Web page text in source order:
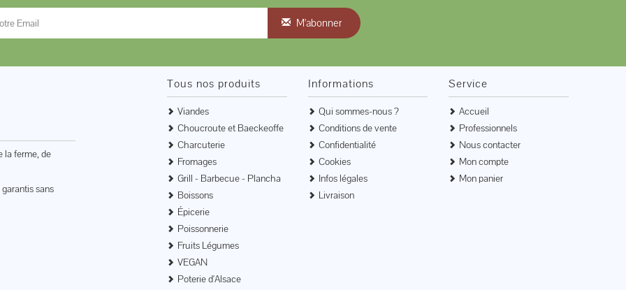
M'abonner
la ferme, de
sans
Tous nos produits
Viandes
Choucroute et Baeckeoffe
Charcuterie
Fromages
Grill - Barbecue - Plancha
Boissons
Épicerie
Poissonnerie
Fruits Légumes
VEGAN
Poterie d'Alsace
Informations
Qui sommes-nous ?
Conditions de vente
Confidentialité
Cookies
Infos légales
Livraison
Service
Accueil
Professionnels
Nous contacter
Mon compte
Mon panier